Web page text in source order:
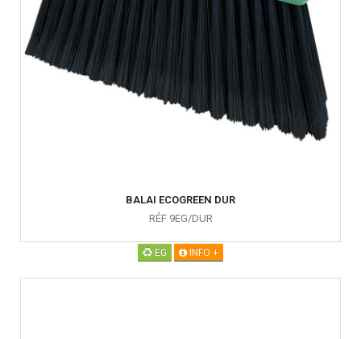
BALAI ECOGREEN DUR
RÉF 9EG/DUR
EG INFO +